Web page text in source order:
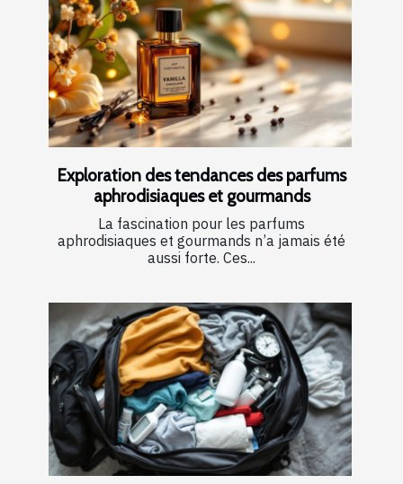
Exploration des tendances des parfums
aphrodisiaques et gourmands
La fascination pour les parfums
aphrodisiaques et gourmands n’a jamais été
aussi forte. Ces...